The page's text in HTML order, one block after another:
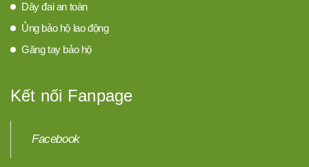
Dây đai an toàn
Ủng bảo hộ lao động
Găng tay bảo hộ
Kết nối Fanpage
Facebook